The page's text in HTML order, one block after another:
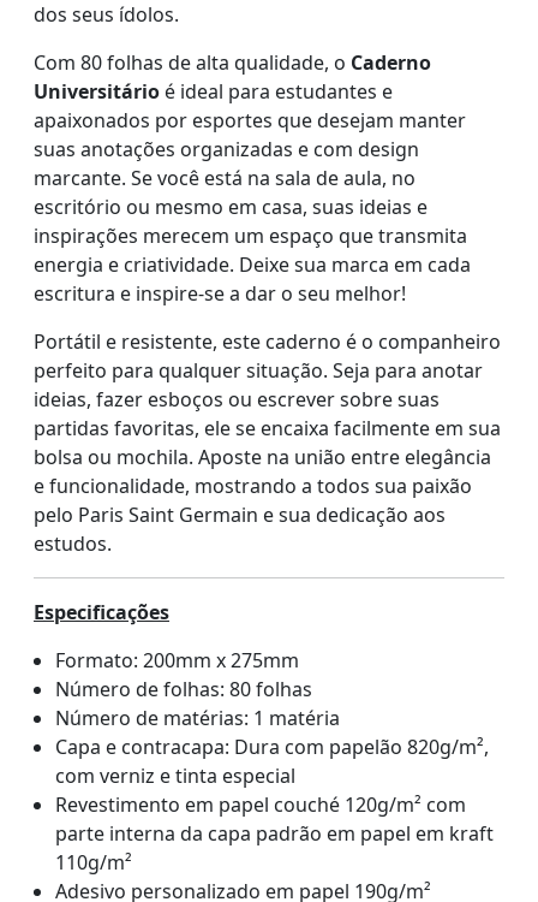
dos seus ídolos.
Com 80 folhas de alta qualidade, o Caderno
Universitário é ideal para estudantes e
apaixonados por esportes que desejam manter
suas anotações organizadas e com design
marcante. Se você está na sala de aula, no
escritório ou mesmo em casa, suas ideias e
inspirações merecem um espaço que transmita
energia e criatividade. Deixe sua marca em cada
escritura e inspire-se a dar o seu melhor!
Portátil e resistente, este caderno é o companheiro
perfeito para qualquer situação. Seja para anotar
ideias, fazer esboços ou escrever sobre suas
partidas favoritas, ele se encaixa facilmente em sua
bolsa ou mochila. Aposte na união entre elegância
e funcionalidade, mostrando a todos sua paixão
pelo Paris Saint Germain e sua dedicação aos
estudos.
Especificações
Formato: 200mm x 275mm
Número de folhas: 80 folhas
Número de matérias: 1 matéria
Capa e contracapa: Dura com papelão 820g/m²,
com verniz e tinta especial
Revestimento em papel couché 120g/m² com
parte interna da capa padrão em papel em kraft
110g/m²
Adesivo personalizado em papel 190g/m²